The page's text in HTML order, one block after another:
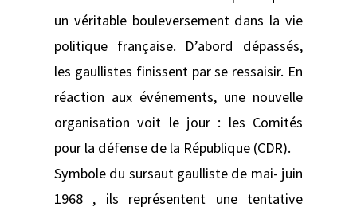
un véritable bouleversement dans la vie
politique française. D’abord dépassés,
les gaullistes finissent par se ressaisir. En
réaction aux événements, une nouvelle
organisation voit le jour : les Comités
pour la défense de la République (CDR).
Symbole du sursaut gaulliste de mai- juin
1968 , ils représentent une tentative